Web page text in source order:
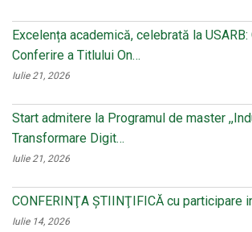
Excelența academică, celebrată la
Conferire a Titlului On…
Iulie 21, 2026
Start admitere la Programul de master
Transformare Digit…
Iulie 21, 2026
CONFERINŢA ŞTIINŢIFICĂ cu participare
Iulie 14, 2026